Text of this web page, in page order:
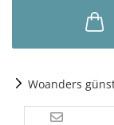
Woanders